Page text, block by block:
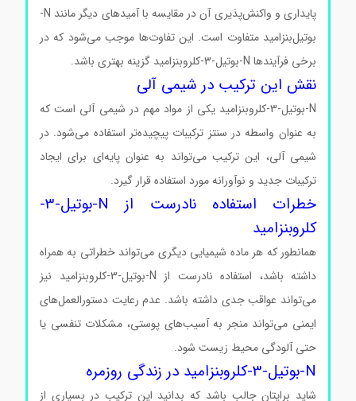
پایداری و واکنش‌پذیری آن در مقایسه با آمیدهای دیگر مانند N-
بوتیل‌بنزامید متفاوت است. این تفاوت‌ها موجب می‌شود که در
برخی فرآیندها N-بوتیل-3-کلروبنزامید گزینه بهتری باشد.
نقش این ترکیب در شیمی آلی
N-بوتیل-3-کلروبنزامید یکی از مواد مهم در شیمی آلی است که
به عنوان واسطه در سنتز ترکیبات پیچیده‌تر استفاده می‌شود. در
شیمی آلی، این ترکیب می‌تواند به عنوان پایه‌ای برای ایجاد
ترکیبات جدید و نوآورانه مورد استفاده قرار گیرد.
خطرات استفاده نادرست از N-بوتیل-3-
کلروبنزامید
همانطور که هر ماده شیمیایی دیگری می‌تواند خطراتی به همراه
داشته باشد، استفاده نادرست از N-بوتیل-3-کلروبنزامید نیز
می‌تواند عواقب جدی داشته باشد. عدم رعایت دستورالعمل‌های
ایمنی می‌تواند منجر به آسیب‌های پوستی، مشکلات تنفسی یا
حتی آلودگی محیط زیست شود.
شاید برایتان جالب باشد که بدانید این ترکیب در بسیاری از